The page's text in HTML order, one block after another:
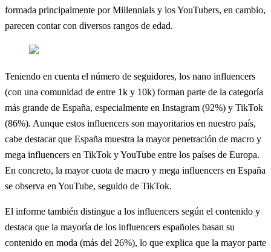
formada principalmente por Millennials y los YouTubers, en cambio,
parecen contar con diversos rangos de edad.
Teniendo en cuenta el número de seguidores, los nano influencers
(con una comunidad de entre 1k y 10k) forman parte de la categoría
más grande de España, especialmente en Instagram (92%) y TikTok
(86%). Aunque estos influencers son mayoritarios en nuestro país,
cabe destacar que España muestra la mayor penetración de macro y
mega influencers en TikTok y YouTube entre los países de Europa.
En concreto, la mayor cuota de macro y mega influencers en España
se observa en YouTube, seguido de TikTok.
El informe también distingue a los influencers según el contenido y
destaca que la mayoría de los influencers españoles basan su
contenido en moda (más del 26%), lo que explica que la mayor parte